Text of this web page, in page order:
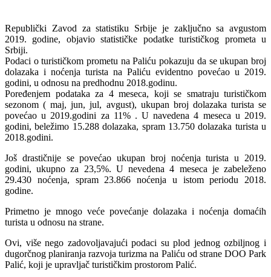
Republički Zavod za statistiku Srbije je zaključno sa avgustom
2019. godine, objavio statističke podatke turističkog prometa u
Srbiji.
Podaci o turističkom prometu na Paliću pokazuju da se ukupan broj
dolazaka i noćenja turista na Paliću evidentno povećao u 2019.
godini, u odnosu na predhodnu 2018.godinu.
Poređenjem podataka za 4 meseca, koji se smatraju turističkom
sezonom ( maj, jun, jul, avgust), ukupan broj dolazaka turista se
povećao u 2019.godini za 11% . U navedena 4 meseca u 2019.
godini, beležimo 15.288 dolazaka, spram 13.750 dolazaka turista u
2018.godini.
Još drastičnije se povećao ukupan broj noćenja turista u 2019.
godini, ukupno za 23,5%. U nevedena 4 meseca je zabeleženo
29.430 noćenja, spram 23.866 noćenja u istom periodu 2018.
godine.
Primetno je mnogo veće povećanje dolazaka i noćenja domaćih
turista u odnosu na strane.
Ovi, više nego zadovoljavajući podaci su plod jednog ozbiljnog i
dugorčnog planiranja razvoja turizma na Paliću od strane DOO Park
Palić, koji je upravljač turističkim prostorom Palić.